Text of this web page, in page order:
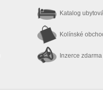
Katalog
Kolínské
Inzerce zdarma